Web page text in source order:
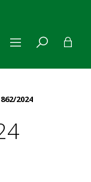
2024